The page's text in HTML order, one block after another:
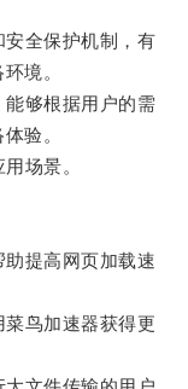
全保护机制，有
境。
够根据用户的需
验。
场景。
提高网页加载速
鸟加速器获得更